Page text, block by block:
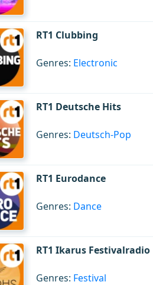
RT1 Clubbing
Genres: Electronic
RT1 Deutsche Hits
Genres: Deutsch-Pop
RT1 Eurodance
Genres: Dance
RT1 Ikarus Festivalradio
Genres: Festival